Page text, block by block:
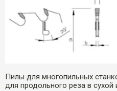
Пилы для многопильных
для продольного реза в